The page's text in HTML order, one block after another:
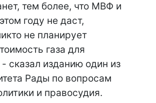
тем более, что МВФ и
году не даст,
не планирует
газа для
сказал изданию один из
Рады по вопросам
и правосудия.